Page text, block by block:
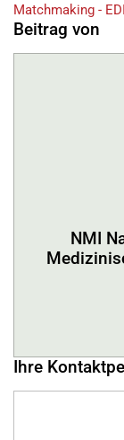
Matchmaking -
Beitrag von
NMI
Ihre